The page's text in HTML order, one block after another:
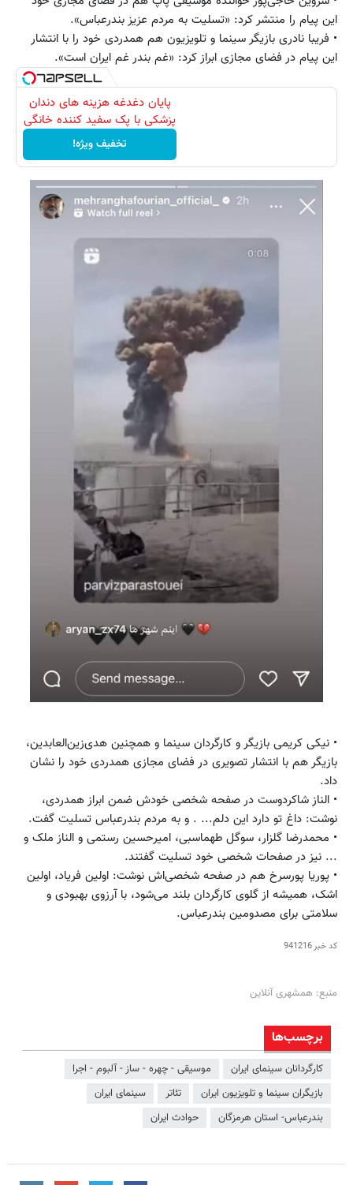
این پیام را منتشر کرد: «تسلیت به مردم عزیز بندرعباس».
• فریبا نادری بازیگر سینما و تلویزیون هم همدردی خود را با انتشار
این پیام در فضای مجازی ابراز کرد: «غم بندر غم ایران است».
پایان دغدغه هزینه های دندان
پزشکی با پک سفید کننده خانگی
تخفیف ویژه!
• نیکی کریمی بازیگر و کارگردان سینما و همچنین هدی‌زین‌العابدین،
بازیگر هم با انتشار تصویری در فضای مجازی همدردی خود را نشان
داد.
• الناز شاکردوست در صفحه شخصی خودش ضمن ابراز همدردی،
نوشت: داغ تو دارد این دلم... . و به مردم بندرعباس تسلیت گفت.
• محمدرضا گلزار، سوگل طهماسبی، امیرحسین رستمی و الناز ملک و
... نیز در صفحات شخصی خود تسلیت گفتند.
• پوریا پورسرخ هم در صفحه شخصی‌اش نوشت: اولین فریاد، اولین
اشک، همیشه از گلوی کارگردان بلند می‌شود، با آرزوی بهبودی و
سلامتی برای مصدومین بندرعباس.
کد خبر941216
منبع: همشهری آنلاین
برچسب‌ها
کارگردانان سینمای ایران
موسیقی - چهره - ساز - آلبوم - اجرا
بازیگران سینما و تلویزیون ایران
تئاتر
سینمای ایران
بندرعباس- استان هرمزگان
حوادث ایران